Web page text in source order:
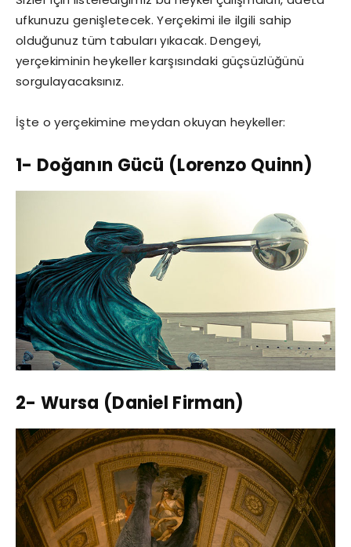
ufkunuzu genişletecek. Yerçekimi ile ilgili sahip
olduğunuz tüm tabuları yıkacak. Dengeyi,
yerçekiminin heykeller karşısındaki güçsüzlüğünü
sorgulayacaksınız.
İşte o yerçekimine meydan okuyan heykeller:
1- Doğanın Gücü (Lorenzo Quinn)
2- Wursa (Daniel Firman)